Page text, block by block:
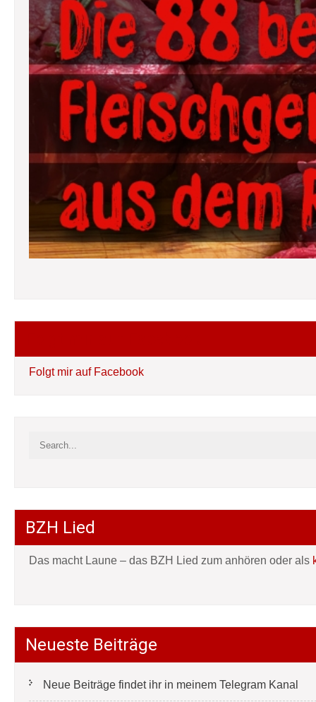
Folgt mir auf Facebook
BZH Lied
Das macht Laune – das BZH Lied zum anhören oder als
Neueste Beiträge
Neue Beiträge findet ihr in meinem Telegram Kanal